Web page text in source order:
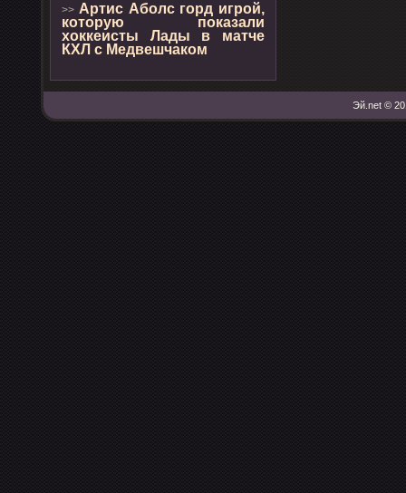
>> Артис Аболс горд игрой,
которую показали
хоккеисты Лады в матче
КХЛ с Медвешчаком
Эй.net ©